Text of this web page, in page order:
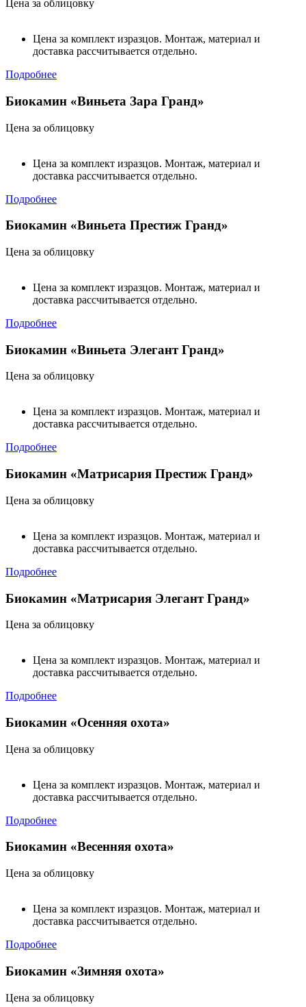
Цена за облицовку
Цена за комплект изразцов. Монтаж, материал и
доставка рассчитывается отдельно.
Подробнее
Биокамин «Виньета Зара Гранд»
Цена за облицовку
Цена за комплект изразцов. Монтаж, материал и
доставка рассчитывается отдельно.
Подробнее
Биокамин «Виньета Престиж Гранд»
Цена за облицовку
Цена за комплект изразцов. Монтаж, материал и
доставка рассчитывается отдельно.
Подробнее
Биокамин «Виньета Элегант Гранд»
Цена за облицовку
Цена за комплект изразцов. Монтаж, материал и
доставка рассчитывается отдельно.
Подробнее
Биокамин «Матрисария Престиж Гранд»
Цена за облицовку
Цена за комплект изразцов. Монтаж, материал и
доставка рассчитывается отдельно.
Подробнее
Биокамин «Матрисария Элегант Гранд»
Цена за облицовку
Цена за комплект изразцов. Монтаж, материал и
доставка рассчитывается отдельно.
Подробнее
Биокамин «Осенняя охота»
Цена за облицовку
Цена за комплект изразцов. Монтаж, материал и
доставка рассчитывается отдельно.
Подробнее
Биокамин «Весенняя охота»
Цена за облицовку
Цена за комплект изразцов. Монтаж, материал и
доставка рассчитывается отдельно.
Подробнее
Биокамин «Зимняя охота»
Цена за облицовку